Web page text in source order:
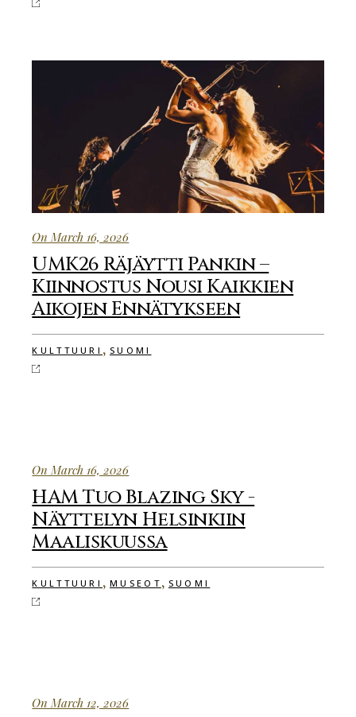
On March 16, 2026
UMK26 Räjäytti Pankin –
Kiinnostus Nousi Kaikkien
Aikojen Ennätykseen
KULTTUURI , SUOMI
On March 16, 2026
HAM Tuo Blazing Sky -
Näyttelyn Helsinkiin
Maaliskuussa
KULTTUURI ,MUSEOT , SUOMI
On March 12, 2026